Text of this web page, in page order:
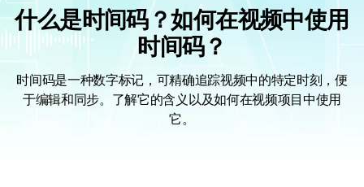
新闻中心
加入我们
产品功能
AI功能
视频/照片
AI 文本转视频 NEW
AI 图生视频 NEW
解决方案
政企服务
使用教程
什么是时间码？如何在视频中使用
时间码？
时间码是一种数字标记，可精确追踪视频中的特定时刻，便
于编辑和同步。了解它的含义以及如何在视频项目中使用
它。